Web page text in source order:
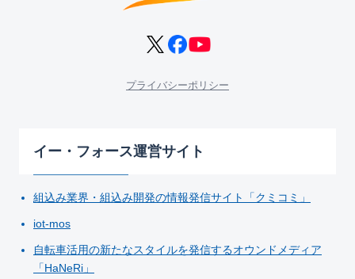
プライバシーポリシー
イー・フォース運営サイト
組込み業界・組込み開発の情報発信サイト「クミコミ」
iot-mos
自転車活用の新たなスタイルを発信するオウンドメディア
「HaNeRi」